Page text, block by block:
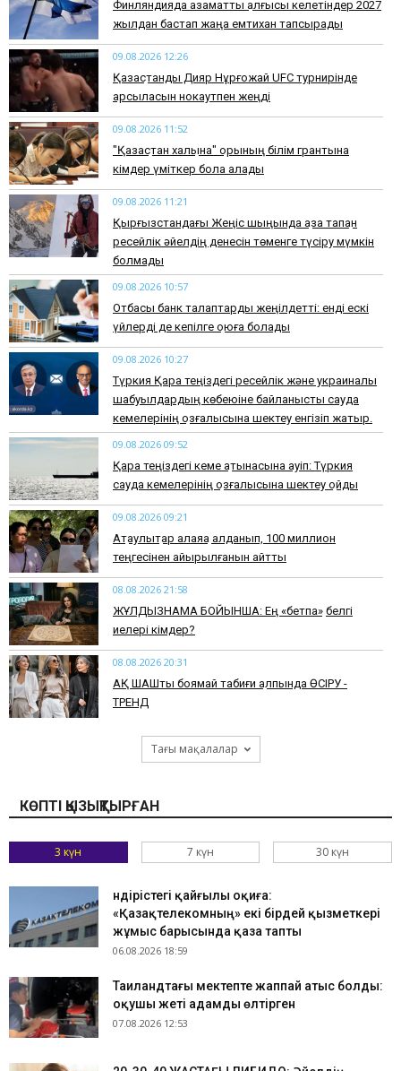
Финляндияда азаматтық алғысы келетіндер 2027
жылдан бастап жаңа емтихан тапсырады
09.08.2026 12:26
Қазақстандық Дияр Нұрғожай UFC турнирінде
қарсыласын нокаутпен жеңді
09.08.2026 11:52
"Қазақстан халқына" қорының білім грантына
кімдер үміткер бола алады
09.08.2026 11:21
Қырғызстандағы Жеңіс шыңында қаза тапқан
ресейлік әйелдің денесін төменге түсіру мүмкін
болмады
09.08.2026 10:57
Отбасы банк талаптарды жеңілдетті: енді ескі
үйлерді де кепілге қоюға болады
09.08.2026 10:27
Түркия Қара теңіздегі ресейлік және украиналық
шабуылдардың көбеюіне байланысты сауда
кемелерінің қозғалысына шектеу енгізіп жатыр.
09.08.2026 09:52
Қара теңіздегі кеме қатынасына қауіп: Түркия
сауда кемелерінің қозғалысына шектеу қойды
09.08.2026 09:21
Ақтаулықтар алаяққа алданып, 100 миллион
теңгесінен айырылғанын айтты
08.08.2026 21:58
ЖҰЛДЫЗНАМА БОЙЫНША: Ең «бетпақ» белгі
иелері кімдер?
08.08.2026 20:31
АҚ ШАШты боямай табиғи қалпында ӨСІРУ -
ТРЕНД
Тағы мақалалар
КӨПТІ ҚЫЗЫҚТЫРҒАН
3 күн 7 күн 30 күн
Өндірістегі қайғылы оқиға:
«Қазақтелекомның» екі бірдей қызметкері
жұмыс барысында қаза тапты
06.08.2026 18:59
Таиландтағы мектепте жаппай атыс болды:
оқушы жеті адамды өлтірген
07.08.2026 12:53